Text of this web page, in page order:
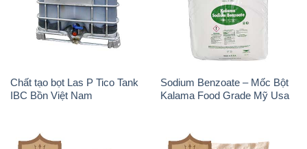
Chất tạo bọt Las P Tico Tank
IBC Bồn Việt Nam
Sodium Benzoate – Mốc Bột
Kalama Food Grade Mỹ Usa